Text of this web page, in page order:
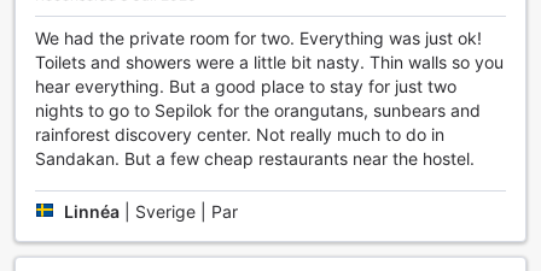
och minnesvärd. För gäster som vill hålla sina kläder
fräscha och rena finns det en pålitlig tvättservice och
kemtvätt tillgänglig, vilket sparar tid och gör det enkelt att
njuta av dina äventyr utan att behöva oroa dig för smutsiga
kläder. Dessutom finns det en praktisk bagageförvaring, så
att du kan utforska staden utan att behöva bära runt på
din packning.
För att hålla dig uppkopplad under din vistelse erbjuder
hostellet gratis wi-fi i alla rum samt i de offentliga
reseupplevelser med vänner och familj eller planera nästa
We had the private room for two. Everything was just ok!
Toilets and showers were a little bit nasty. Thin walls so you
hear everything. But a good place to stay for just two
nights to go to Sepilok for the orangutans, sunbears and
rainforest discovery center. Not really much to do in
Sandakan. But a few cheap restaurants near the hostel.
Linnéa Sverige | Par